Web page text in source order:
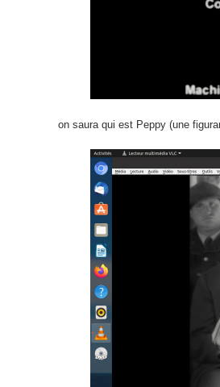
on saura qui est Peppy (une